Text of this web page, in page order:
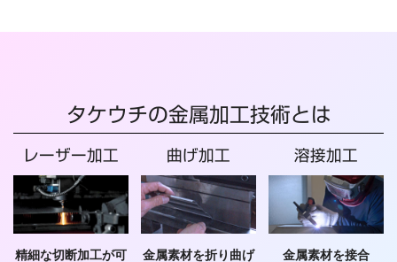
タケウチの金属加工技術とは
レーザー加工
精細な切断加工が可
曲げ加工
金属素材を折り曲げ
溶接加工
金属素材を接合